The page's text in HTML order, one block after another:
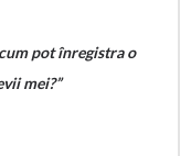
pot înregistra o
mei?”